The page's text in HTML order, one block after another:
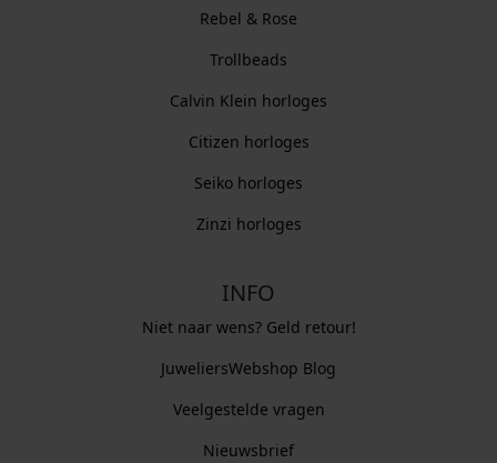
Rebel & Rose
Trollbeads
Calvin Klein horloges
Citizen horloges
Seiko horloges
Zinzi horloges
INFO
Niet naar wens? Geld retour!
JuweliersWebshop Blog
Veelgestelde vragen
Nieuwsbrief